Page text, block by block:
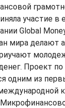
участие в
Global
мира делают
Проект
одним из